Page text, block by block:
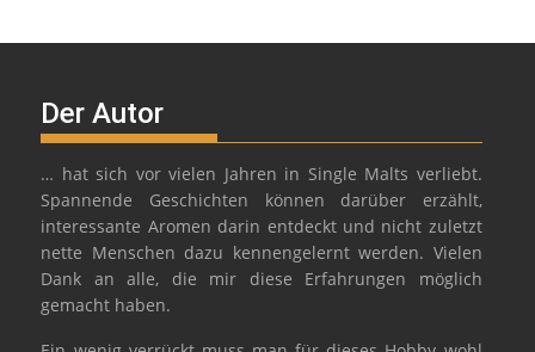
Der Autor
… hat sich vor vielen Jahren in Single Malts verliebt.
Spannende Geschichten können darüber erzählt,
interessante Aromen darin entdeckt und nicht zuletzt
nette Menschen dazu kennengelernt werden. Vielen
Dank an alle, die mir diese Erfahrungen möglich
gemacht haben.